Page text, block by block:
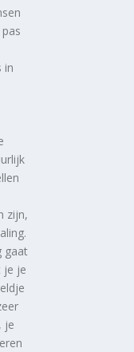
in
zijn,
gaat
je je
je